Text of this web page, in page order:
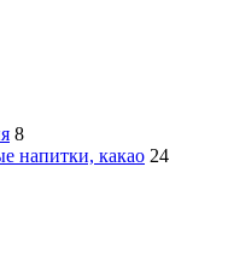
8
напитки, какао 24